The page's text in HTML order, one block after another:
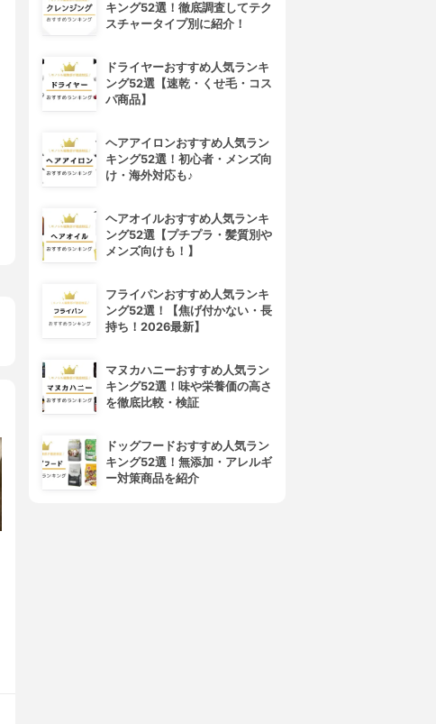
キング52選！徹底調査してテク
スチャータイプ別に紹介！
ドライヤーおすすめ人気ランキ
ング52選【速乾・くせ毛・コス
パ商品】
ヘアアイロンおすすめ人気ラン
キング52選！初心者・メンズ向
け・海外対応も♪
ヘアオイルおすすめ人気ランキ
ング52選【プチプラ・髪質別や
メンズ向けも！】
フライパンおすすめ人気ランキ
ング52選！【焦げ付かない・長
持ち！2026最新】
マヌカハニーおすすめ人気ラン
キング52選！味や栄養価の高さ
を徹底比較・検証
ドッグフードおすすめ人気ラン
キング52選！無添加・アレルギ
ー対策商品を紹介